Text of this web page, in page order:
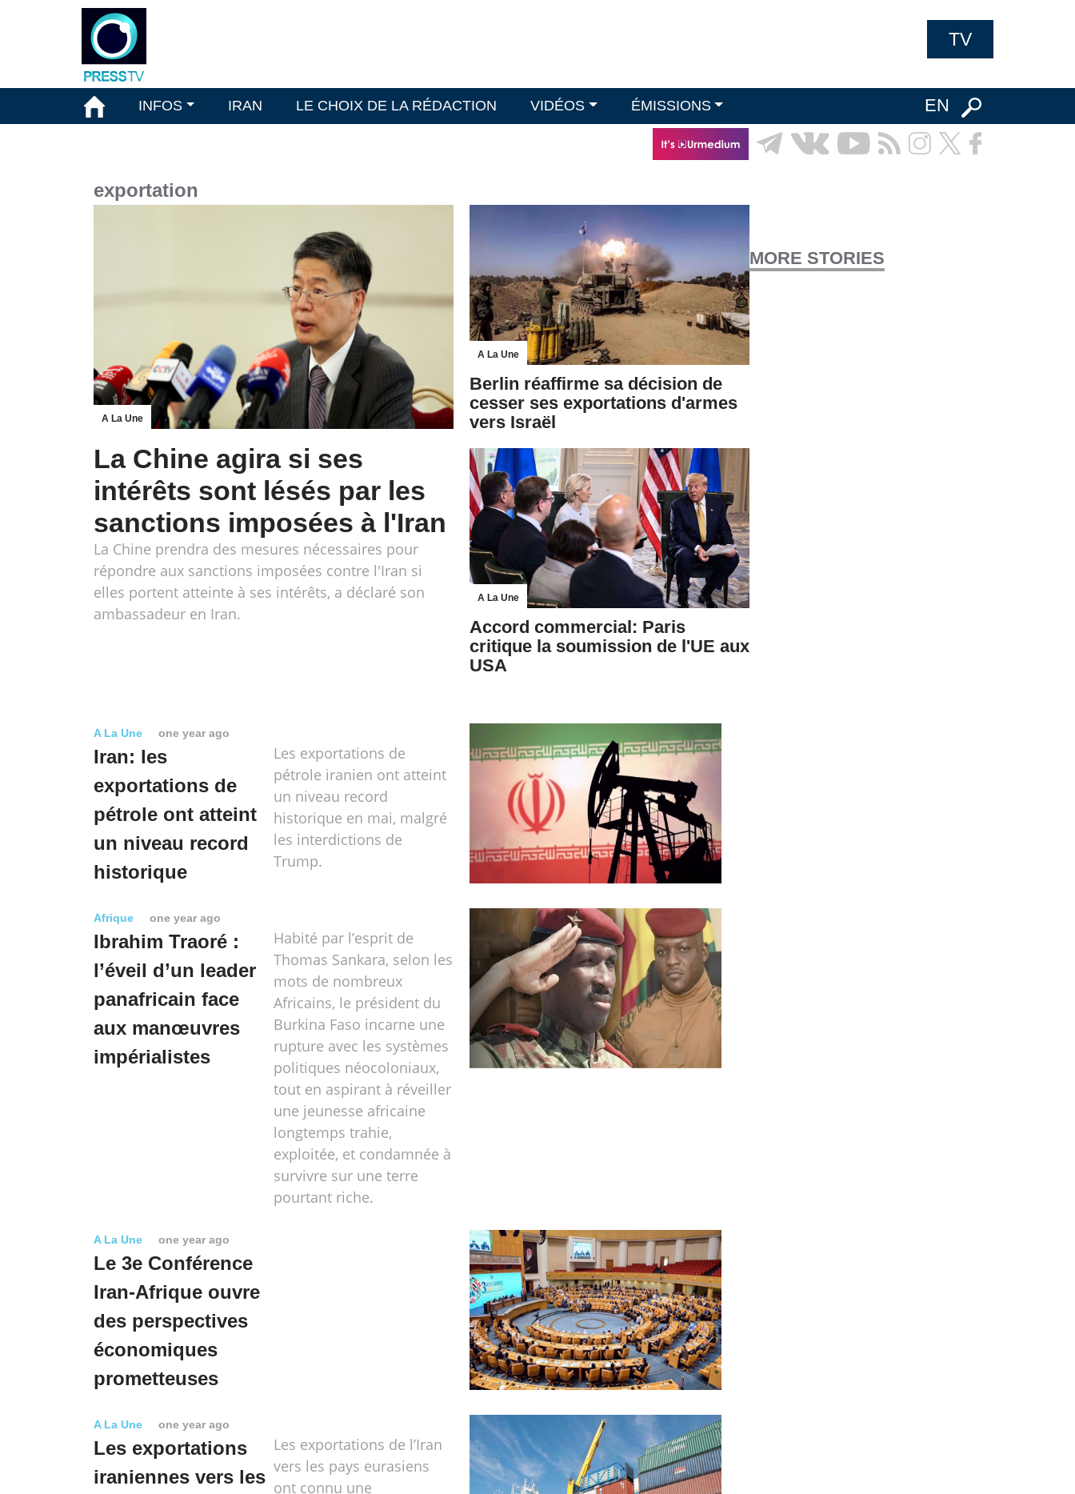
TV
INFOS IRAN LE CHOIX DE LA RÉDACTION VIDÉOS ÉMISSIONS EN
exportation
A La Une
La Chine agira si ses
intérêts sont lésés par les
sanctions imposées à l'Iran
La Chine prendra des mesures nécessaires pour
répondre aux sanctions imposées contre l'Iran si
elles portent atteinte à ses intérêts, a déclaré son
ambassadeur en Iran.
A La Une
Berlin réaffirme sa décision de
cesser ses exportations d'armes
vers Israël
A La Une
Accord commercial: Paris
critique la soumission de l'UE aux
USA
MORE STORIES
A La Une one year ago
Iran: les
exportations de
pétrole ont atteint
un niveau record
historique
Les exportations de
pétrole iranien ont atteint
un niveau record
historique en mai, malgré
les interdictions de
Trump.
Afrique one year ago
Ibrahim Traoré :
l’éveil d’un leader
panafricain face
aux manœuvres
impérialistes
Habité par l’esprit de
Thomas Sankara, selon les
mots de nombreux
Africains, le président du
Burkina Faso incarne une
rupture avec les systèmes
politiques néocoloniaux,
tout en aspirant à réveiller
une jeunesse africaine
longtemps trahie,
exploitée, et condamnée à
survivre sur une terre
pourtant riche.
A La Une one year ago
Le 3e Conférence
Iran-Afrique ouvre
des perspectives
économiques
prometteuses
A La Une one year ago
Les exportations
iraniennes vers les
Les exportations de l’Iran
vers les pays eurasiens
ont connu une